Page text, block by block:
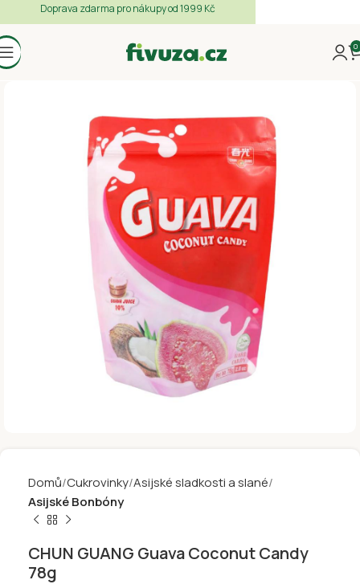
0
Domů Cukrovinky Asijské sladkosti a slané
Asijské Bonbóny
CHUN GUANG Guava Coconut Candy
78g
Doprava zdarma pro nákupy od 1999 Kč